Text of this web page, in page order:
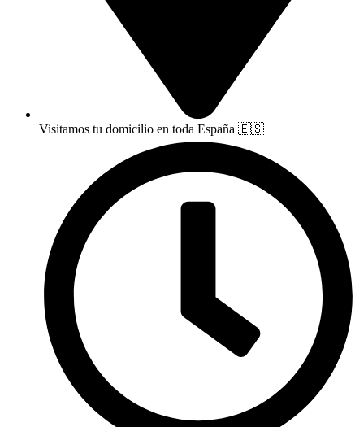
Visitamos tu domicilio en toda España 🇪🇸